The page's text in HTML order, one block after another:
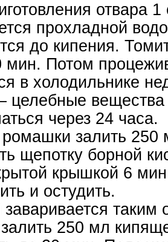
отвара 1
прохладной
до кипения.
мин. Потом
в холодильнике
целебные вещества
через 24 часа.
ромашки залить 250
щепотку борной
крышкой 6
и остудить.
заваривается таким
залить 250 мл